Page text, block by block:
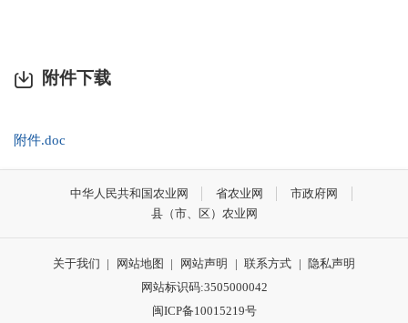
附件下载
附件.doc
中华人民共和国农业网 省农业网
市政府网
县（市、区）农业网
关于我们 | 网站地图 | 网站声明 | 联系方式 | 隐私声明
网站标识码:3505000042
闽ICP备10015219号